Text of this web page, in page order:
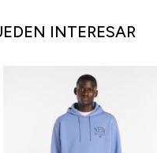
INTERESAR